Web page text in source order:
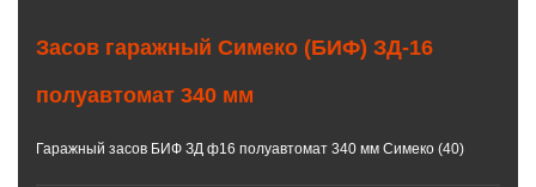
Засов гаражный Симеко (БИФ) ЗД-16
полуавтомат 340 мм
Гаражный засов БИФ ЗД ф16 полуавтомат 340 мм Симеко (40)